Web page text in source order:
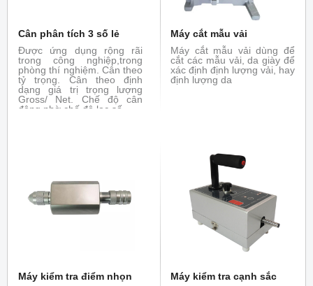
Cân phân tích 3 số lẻ
Được ứng dụng rộng rãi
trong công nghiệp,trong
phòng thí nghiệm. Cân theo
tỷ trọng. Cân theo định
dạng giá trị trọng lượng
Gross/ Net. Chế độ cân
động nhờ chế độ lọc số.
Máy cắt mẫu vải
Máy cắt mẫu vải dùng để
cắt các mẫu vải, da giày để
xác định định lượng vải, hay
định lượng da
Máy kiểm tra điểm nhọn
Máy kiểm tra cạnh sắc